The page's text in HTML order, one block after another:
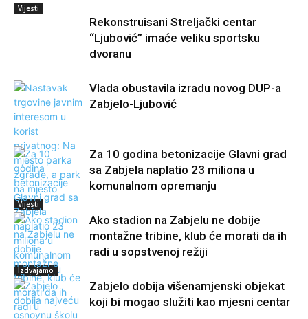
Vijesti
Rekonstruisani Streljački centar
“Ljubović” imaće veliku sportsku
dvoranu
Vijesti
Vlada obustavila izradu novog DUP-a
Zabjelo-Ljubović
Izdvajamo
Za 10 godina betonizacije Glavni grad
sa Zabjela naplatio 23 miliona u
komunalnom opremanju
Ako stadion na Zabjelu ne dobije
montažne tribine, klub će morati da ih
radi u sopstvenoj režiji
Zabjelo dobija višenamjenski objekat
koji bi mogao služiti kao mjesni centar